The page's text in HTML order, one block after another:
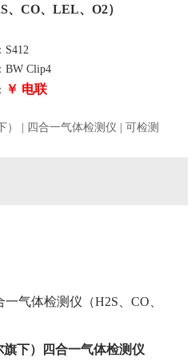
、CO、LEL、O2）
S412
BW Clip4
￥ 电联
） | 四合一气体检测仪 | 可检测
下）四合一气体检测仪